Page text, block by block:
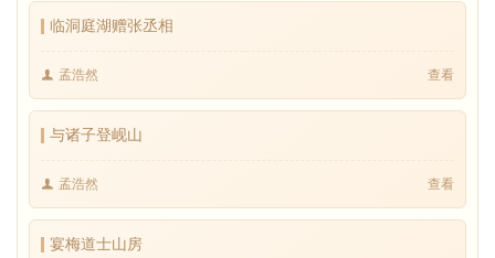
临洞庭湖赠张丞相
孟浩然 查看
与诸子登岘山
孟浩然 查看
宴梅道士山房